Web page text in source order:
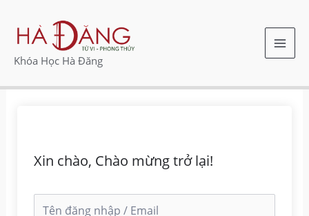
dung
Khóa Học Hà Đăng
Xin chào, Chào mừng trở lại!